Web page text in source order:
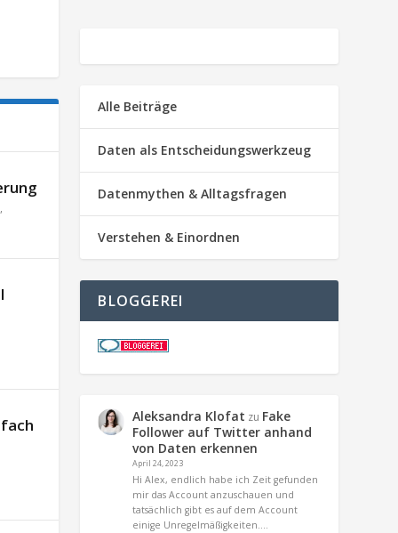
,
Alle Beiträge
Daten als Entscheidungswerkzeug
Datenmythen & Alltagsfragen
Verstehen & Einordnen
BLOGGEREI
Aleksandra Klofat zu Fake
Follower auf Twitter anhand
von Daten erkennen
April 24, 2023
Hi Alex, endlich habe ich Zeit gefunden
mir das Account anzuschauen und
tatsächlich gibt es auf dem Account
einige Unregelmäßigkeiten.…